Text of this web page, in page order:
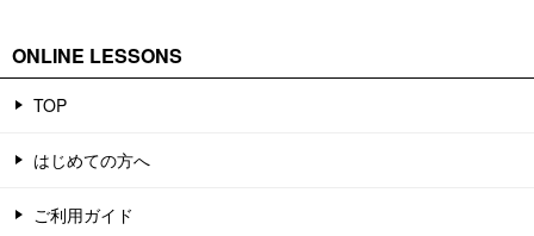
ONLINE LESSONS
TOP
はじめての方へ
ご利用ガイド